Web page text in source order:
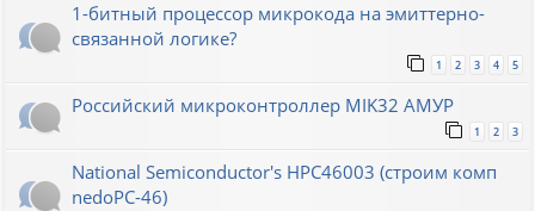
1-битный процессор микрокода на эмиттерно-
связанной логике?
1 2 3 4 5
Российский микроконтроллер MIK32 АМУР
1 2 3
National Semiconductor's HPC46003 (строим комп
nedoPC-46)